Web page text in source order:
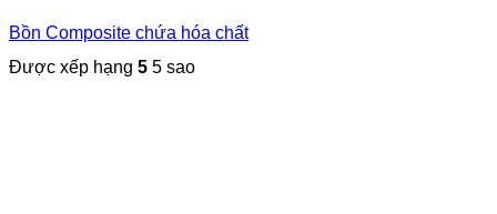
Bồn Composite chứa hóa chất
Được xếp hạng 5 5 sao